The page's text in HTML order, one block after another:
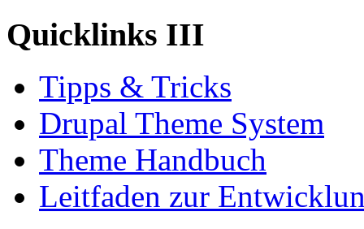
Quicklinks III
Tipps & Tricks
Drupal Theme System
Theme Handbuch
Leitfaden zur